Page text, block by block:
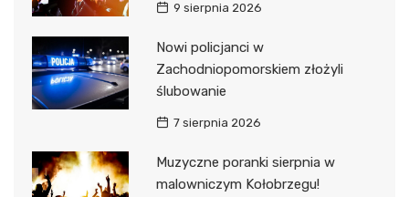
9 sierpnia 2026
Nowi policjanci w
Zachodniopomorskiem złożyli
ślubowanie
7 sierpnia 2026
Muzyczne poranki sierpnia w
malowniczym Kołobrzegu!